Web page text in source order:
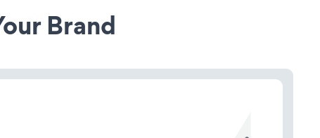
Brand